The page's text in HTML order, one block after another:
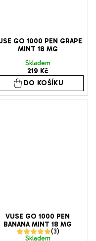
GO 1000 PEN GRAPE
MINT 18 MG
Skladem
219 Kč
DO KOŠÍKU
VUSE GO 1000 PEN
BANANA MINT 18 MG
Průměrné
Skladem